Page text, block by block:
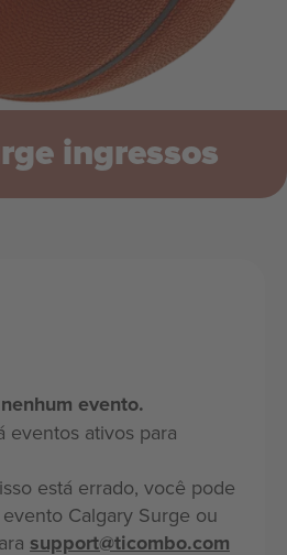
ingressos
evento.
eventos ativos para
está errado, você pode
Calgary Surge ou
support@ticombo.com